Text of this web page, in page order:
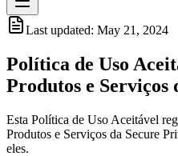
Last updated: May 21, 2024
Política de Uso
Produtos e Serviços
Esta Política de Uso Aceitável
Produtos e Serviços da Secure
eles.